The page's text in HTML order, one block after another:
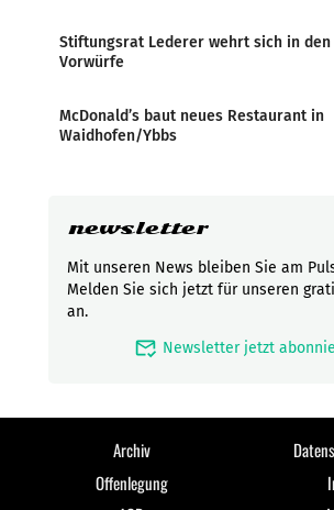
Stiftungsrat Lederer wehrt sich in den
Vorwürfe
McDonald’s baut neues Restaurant in
Waidhofen/Ybbs
newsletter
Mit unseren News bleiben Sie am
Melden Sie sich jetzt für unseren
an.
mark_email_read Newsletter jetzt
Archiv
Offenlegung